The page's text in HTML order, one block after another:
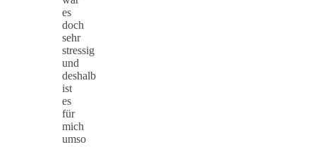
es
doch
sehr
stressig
und
deshalb
ist
es
für
mich
umso